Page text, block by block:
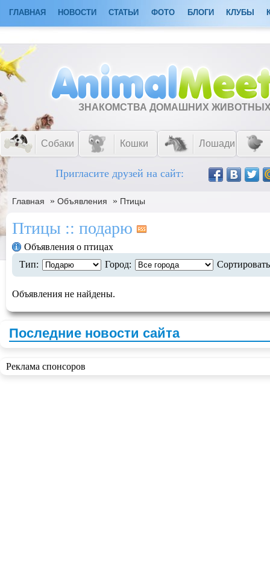
ГЛАВНАЯ НОВОСТИ СТАТЬИ ФОТО БЛОГИ КЛУБЫ
ЗНАКОМСТВА ДОМАШНИХ
Собаки Кошки Лошади
Пригласите друзей на сайт:
Главная » Объявления » Птицы
Птицы :: подарю
Объявления о птицах
Тип:
Город:
Объявления не найдены.
Последние новости сайта
Реклама спонсоров